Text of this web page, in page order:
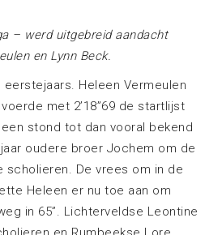
– werd uitgebreid aandacht
en Lynn Beck.
Heleen Vermeulen
met 2’18”69 de startlijst
stond tot dan vooral bekend
oudere broer Jochem om de
scholieren. De vrees om in de
Heleen er nu toe aan om
in 65”. Lichterveldse Leontine